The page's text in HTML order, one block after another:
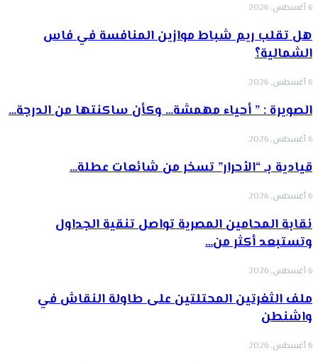
6 أغسطس, 2026
هل تقلب ريم شباط موازين المنافسة في فاس
الشمالية؟
6 أغسطس, 2026
الصويرة : ” أحياء مهمشة… وكأن ساكنتها من الدرجة…
6 أغسطس, 2026
قيادية بـ “الأحرار” تسخر من شائعات عطلة…
6 أغسطس, 2026
نقابة المحامين المصرية تواصل تنقية الجداول
وتستبعد أكثر من…
6 أغسطس, 2026
ملف الثغرتين المحتلتين على طاولة النقاش في
واشنطن
6 أغسطس, 2026